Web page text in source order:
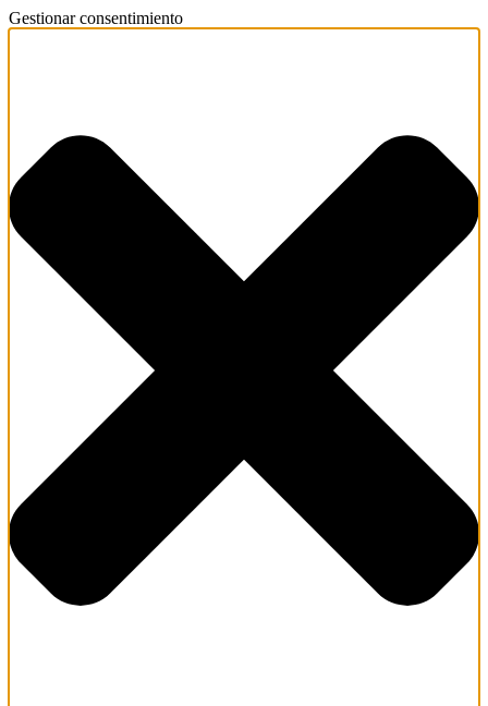
Gestionar consentimiento